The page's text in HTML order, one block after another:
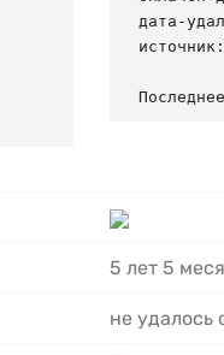
дата-
5 лет 5
не удалось